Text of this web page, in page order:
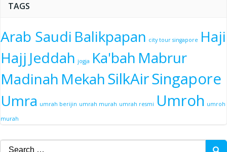
TAGS
Arab Saudi Balikpapan city tour singapore Haji
Hajj Jeddah jogja Ka'bah Mabrur
Madinah MekahSilkAirSingapore
Umra umrah berijin umrah murah umrah resmi Umroh umroh
murah
Search